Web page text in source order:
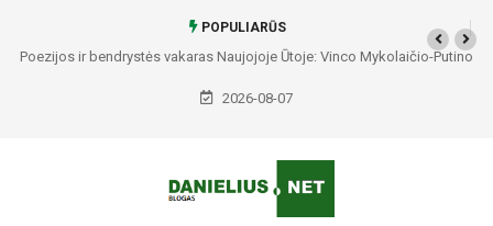
POPULIARŪS
Poezijos ir bendrystės vakaras Naujojoje Ūtoje: Vinco Mykolaičio-Putino
tėviškėje skambės eilės, dainos ir arbatos puodelių šiluma
2026-08-07